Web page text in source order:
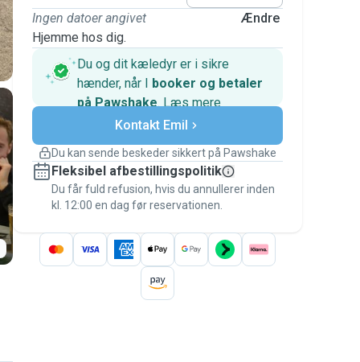
Ingen datoer angivet
Hjemme hos dig.
Ændre
Du og dit kæledyr er i sikre
hænder, når I booker og betaler
på Pawshake. Læs mere
Sikre betalinger
Support, hvis planerne ændrer
Dækkede bookinger
Hold alt på Pawshake – fra den første
besked til betalingen – for at være dækket
af Pawshake-garantien.
Kontakt Emil
Du kan sende beskeder sikkert på Pawshake
Fleksibel afbestillingspolitik
Du får fuld refusion, hvis du annullerer inden
kl. 12:00 en dag før reservationen.